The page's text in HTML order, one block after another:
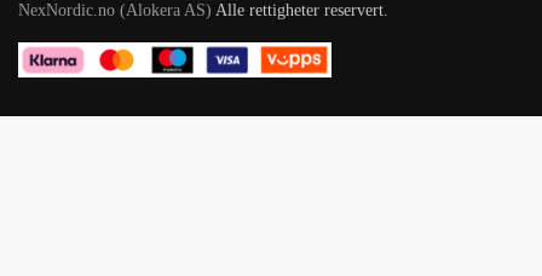
NexNordic.no (Alokera AS) Alle rettigheter reservert.